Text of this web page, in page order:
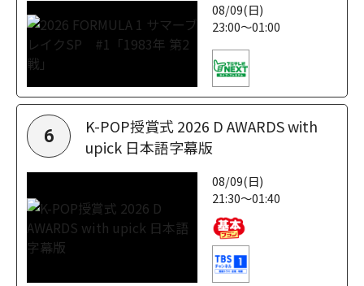
08/09(日)
23:00～01:00
6
K-POP授賞式 2026 D AWARDS with
upick 日本語字幕版
08/09(日)
21:30～01:40